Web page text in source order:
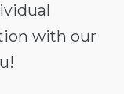
with our